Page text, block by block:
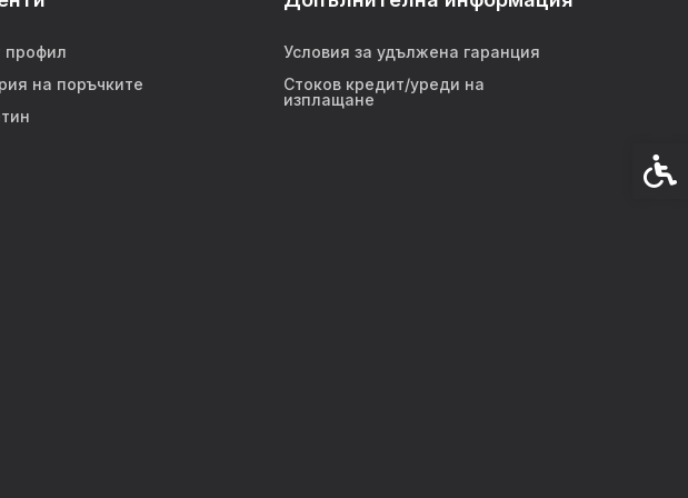
профил
на поръчките
Условия за удължена гаранция
Стоков кредит/уреди на
изплащане